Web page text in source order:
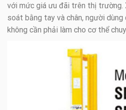
với mức giá ưu đãi trên thị trường.
soát bằng tay và chân, người dùng
không cần phải làm cho cơ thể